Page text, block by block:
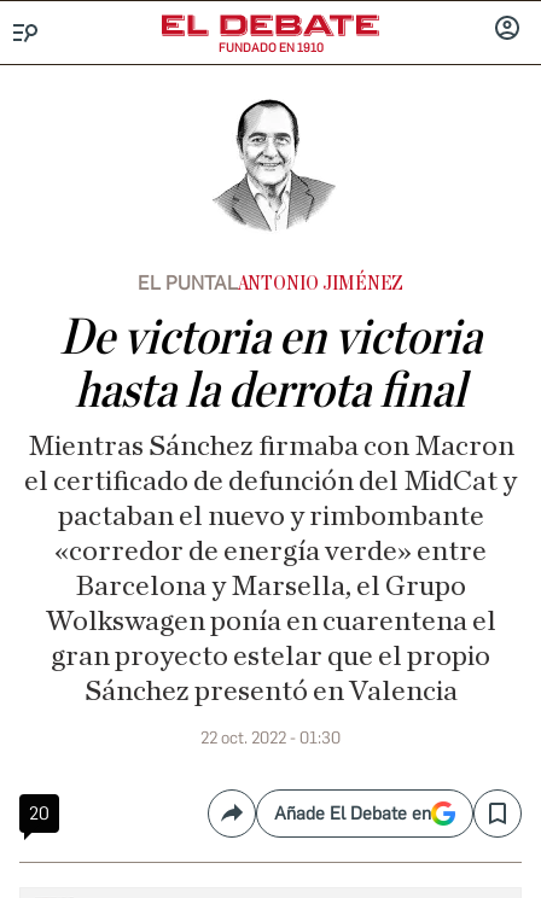
FUNDADO EN 1910
EL PUNTALANTONIO JIMÉNEZ
De victoria en victoria
hasta la derrota final
Mientras Sánchez firmaba con Macron
el certificado de defunción del MidCat y
pactaban el nuevo y rimbombante
«corredor de energía verde» entre
Barcelona y Marsella, el Grupo
Wolkswagen ponía en cuarentena el
gran proyecto estelar que el propio
Sánchez presentó en Valencia
22 oct. 2022 - 01:30
20 CompartirAñade El Debate en Save